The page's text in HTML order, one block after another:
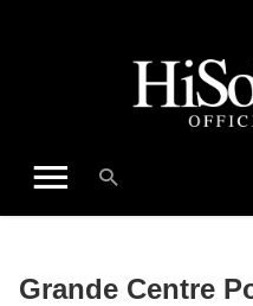
Grande Centre